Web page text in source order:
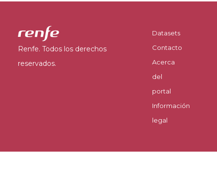
Renfe. Todos los derechos
reservados.
Datasets
Contacto
Acerca
del
portal
Información
legal